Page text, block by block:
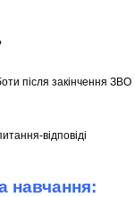
після закінчення ЗВО
відповіді
навчання: